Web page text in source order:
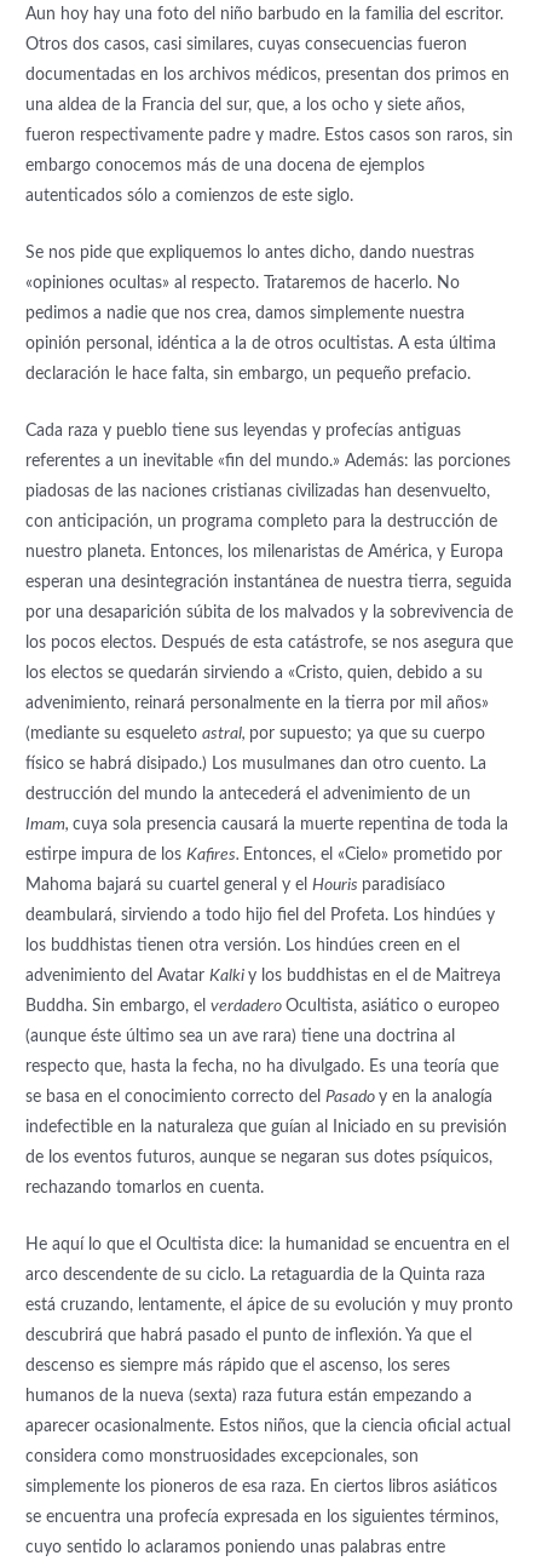
Aun hoy hay una foto del niño barbudo en la familia del escritor.
Otros dos casos, casi similares, cuyas consecuencias fueron
documentadas en los archivos médicos, presentan dos primos en
una aldea de la Francia del sur, que, a los ocho y siete años,
fueron respectivamente padre y madre. Estos casos son raros, sin
embargo conocemos más de una docena de ejemplos
autenticados sólo a comienzos de este siglo.
Se nos pide que expliquemos lo antes dicho, dando nuestras
«opiniones ocultas» al respecto. Trataremos de hacerlo. No
pedimos a nadie que nos crea, damos simplemente nuestra
opinión personal, idéntica a la de otros ocultistas. A esta última
declaración le hace falta, sin embargo, un pequeño prefacio.
Cada raza y pueblo tiene sus leyendas y profecías antiguas
referentes a un inevitable «fin del mundo.» Además: las porciones
piadosas de las naciones cristianas civilizadas han desenvuelto,
con anticipación, un programa completo para la destrucción de
nuestro planeta. Entonces, los milenaristas de América, y Europa
esperan una desintegración instantánea de nuestra tierra, seguida
por una desaparición súbita de los malvados y la sobrevivencia de
los pocos electos. Después de esta catástrofe, se nos asegura que
los electos se quedarán sirviendo a «Cristo, quien, debido a su
advenimiento, reinará personalmente en la tierra por mil años»
(mediante su esqueletoastral, por supuesto; ya que su cuerpo
físico se habrá disipado.) Los musulmanes dan otro cuento. La
destrucción del mundo la antecederá el advenimiento de un
Imam,cuya sola presencia causará la muerte repentina de toda la
estirpe impura de losKafires. Entonces, el «Cielo» prometido por
Mahoma bajará su cuartel general y elHouris paradisíaco
deambulará, sirviendo a todo hijo fiel del Profeta. Los hindúes y
los buddhistas tienen otra versión. Los hindúes creen en el
advenimiento del AvatarKalkiy los buddhistas en el de Maitreya
Buddha. Sin embargo, elverdaderoOcultista, asiático o europeo
(aunque éste último sea un ave rara) tiene una doctrina al
respecto que, hasta la fecha, no ha divulgado. Es una teoría que
se basa en el conocimiento correcto delPasadoy en la analogía
indefectible en la naturaleza que guían al Iniciado en su previsión
de los eventos futuros, aunque se negaran sus dotes psíquicos,
rechazando tomarlos en cuenta.
He aquí lo que el Ocultista dice: la humanidad se encuentra en el
arco descendente de su ciclo. La retaguardia de la Quinta raza
está cruzando, lentamente, el ápice de su evolución y muy pronto
descubrirá que habrá pasado el punto de inflexión. Ya que el
descenso es siempre más rápido que el ascenso, los seres
humanos de la nueva (sexta) raza futura están empezando a
aparecer ocasionalmente. Estos niños, que la ciencia oficial actual
considera como monstruosidades excepcionales, son
simplemente los pioneros de esa raza. En ciertos libros asiáticos
se encuentra una profecía expresada en los siguientes términos,
cuyo sentido lo aclaramos poniendo unas palabras entre